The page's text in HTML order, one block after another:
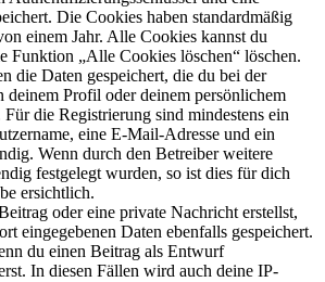
Die Cookies haben standardmäßig
einem Jahr. Alle Cookies kannst du
Funktion „Alle Cookies löschen“ löschen.
die Daten gespeichert, die du bei der
deinem Profil oder deinem persönlichem
die Registrierung sind mindestens ein
eine E-Mail-Adresse und ein
Wenn durch den Betreiber weitere
festgelegt wurden, so ist dies für dich
ersichtlich.
oder eine private Nachricht erstellst,
eingegebenen Daten ebenfalls gespeichert.
du einen Beitrag als Entwurf
In diesen Fällen wird auch deine IP-